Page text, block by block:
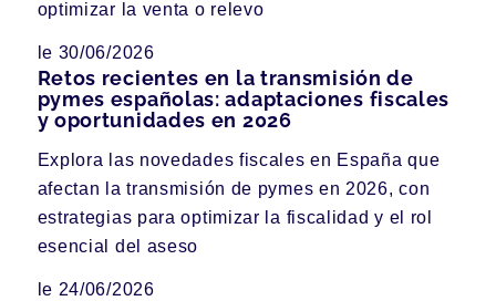
optimizar la venta o relevo
le 30/06/2026
Retos recientes en la transmisión de
pymes españolas: adaptaciones fiscales
y oportunidades en 2026
Explora las novedades fiscales en España que
afectan la transmisión de pymes en 2026, con
estrategias para optimizar la fiscalidad y el rol
esencial del aseso
le 24/06/2026